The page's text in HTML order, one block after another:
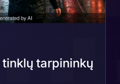
tarpininkų